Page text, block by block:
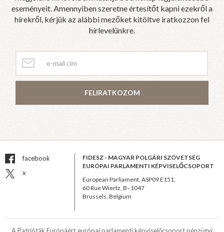
eseményeit. Amennyiben szeretne értesítőt kapni ezekről a
hírekről, kérjük az alábbi mezőket kitöltve iratkozzon fel
hírlevelünkre.
FELIRATKOZOM
facebook
x
FIDESZ - MAGYAR POLGÁRI SZÖVETSÉG
EURÓPAI PARLAMENTI KÉPVISELŐCSOPORT
European Parliament, ASP09 E151,
60 Rue Wiertz, B–1047
Brussels, Belgium
A Patrióták Európáért európai parlamenti képviselőcsoport pénzügyi